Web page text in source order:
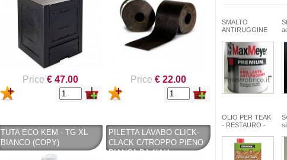
Price € 47.00 Price € 22.00
TUTA ECO KEM - TG XL
BIANCO (COPY)
PILETTA LAVABO CLICK-
CLACK C/TROPPO PIENO
BIANCA DA 1"1/4
SMALTO
ANTIRUGGINE
gel - non cola -
Max Meyer
OLIO PER TEAK
- RESTAURO -
di oli pregiati -
MaxMeyer -
TEKNICA